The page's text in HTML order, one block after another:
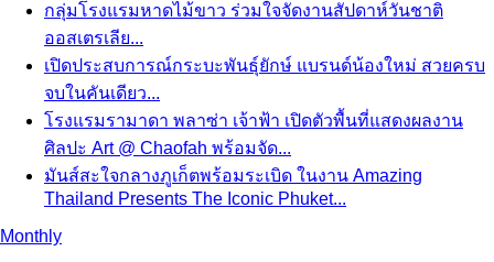
กลุ่มโรงแรมหาดไม้ขาว ร่วมใจจัดงานสัปดาห์วันชาติ
ออสเตรเลีย...
เปิดประสบการณ์กระบะพันธุ์ยักษ์ แบรนด์น้องใหม่ สวยครบ
จบในคันเดียว...
โรงแรมรามาดา พลาซ่า เจ้าฟ้า เปิดตัวพื้นที่แสดงผลงาน
ศิลปะ Art @ Chaofah พร้อมจัด...
มันส์สะใจกลางภูเก็ตพร้อมระเบิด ในงาน Amazing
Thailand Presents The Iconic Phuket...
Monthly